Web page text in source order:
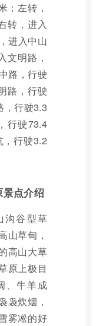
；左转，
转，进入
进入中山
文明路，
路，行驶
路，行驶
，行驶3.3
行驶73.4
行驶3.2
景点介绍
沟谷型草
山草甸，
高山大草
原上极目
、牛羊成
袅炊烟，
雾凇的好